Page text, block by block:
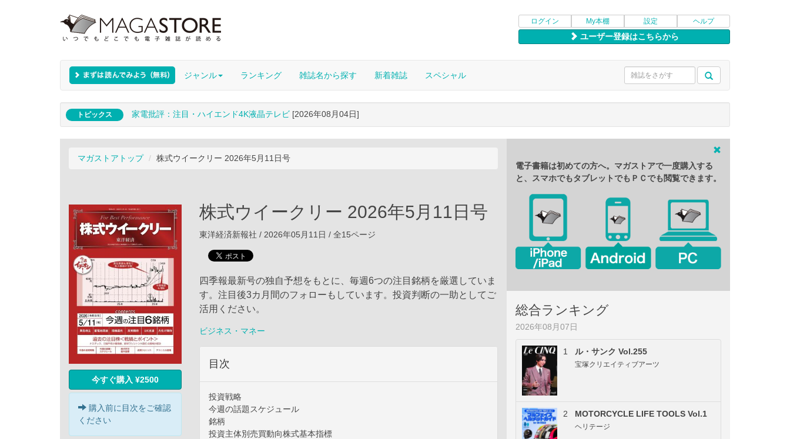
ログイン My本棚 設定 ヘルプ
ユーザー登録はこちらから
ジャンル ランキング 雑誌名から探す 新着雑誌 スペシャル
トピックス 家電批評：注目・ハイエンド4K液晶テレビ [2026年08月04日]
マガストアトップ 株式ウイークリー 2026年5月11日号
今すぐ購入 ¥2500
購入前に目次をご確認
ください
株式ウイークリー 2026年5月11日号
東洋経済新報社 / 2026年05月11日 / 全15ページ
四季報最新号の独自予想をもとに、毎週6つの注目銘柄を厳選していま
す。注目後3カ月間のフォローもしています。投資判断の一助としてご
活用ください。
ビジネス・マネー
目次
投資戦略
今週の話題スケジュール
銘柄
投資主体別売買動向株式基本指標
電子書籍は初めての方へ。マガストアで一度購入する
と、スマホでもタブレットでもＰＣでも閲覧できます。
総合ランキング
2026年08月07日
1 ル・サンク Vol.255
宝塚クリエイティブアーツ
2 MOTORCYCLE LIFE TOOLS Vol.1
ヘリテージ